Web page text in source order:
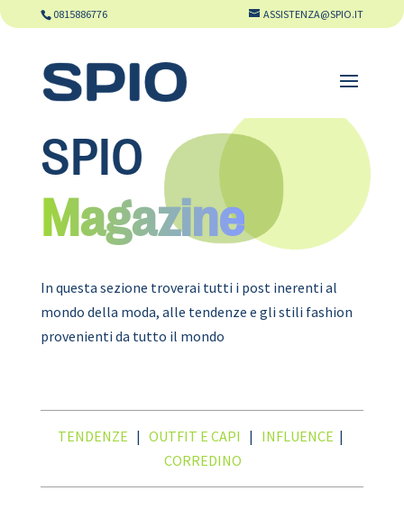
0815886776 ASSISTENZA@SPIO.IT
SPIO
Magazine
In questa sezione troverai tutti i post inerenti al
mondo della moda, alle tendenze e gli stili fashion
provenienti da tutto il mondo
TENDENZE | OUTFIT E CAPI | INFLUENCE |
CORREDINO